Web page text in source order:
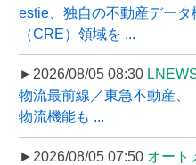
estie、独自の不動産デー
（CRE）領域を ...
►2026/08/05 08:30
物流最前線／東急不動産
物流機能も ...
►2026/08/05 07:50 オート